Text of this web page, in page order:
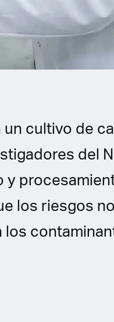
cultivo de
del
y
los riesgos
los